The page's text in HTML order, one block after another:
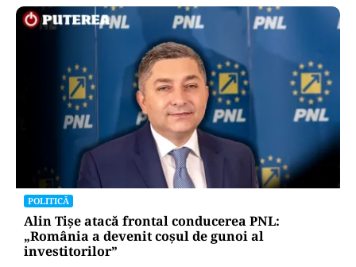
POLITICĂ
Alin Tișe atacă frontal conducerea PNL:
„România a devenit coșul de gunoi al
investitorilor”